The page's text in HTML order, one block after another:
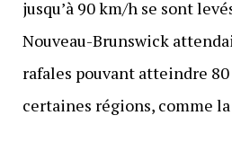
jusqu’à 90 km/h se sont
Nouveau-Brunswick
rafales pouvant atteindre
certaines régions, comme